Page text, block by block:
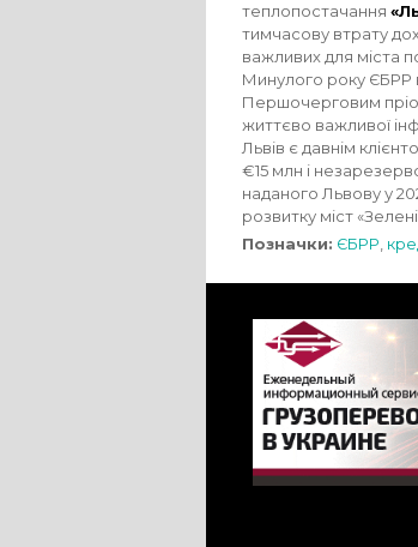
теплопостачання
тимчасову втрату
важливих для міста
Минулого року ЄБРР
Першочерговим
життєво важливої
Львів є давнім
€15 млн і
наданого Львову у
розвитку міст «Зелені
Позначки: ЄБРР